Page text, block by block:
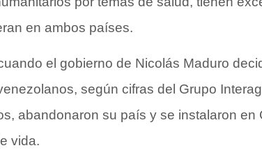
en ambos países.
el gobierno de Nicolás Maduro
según cifras del Grupo
abandonaron su país y se instalaron
vida.